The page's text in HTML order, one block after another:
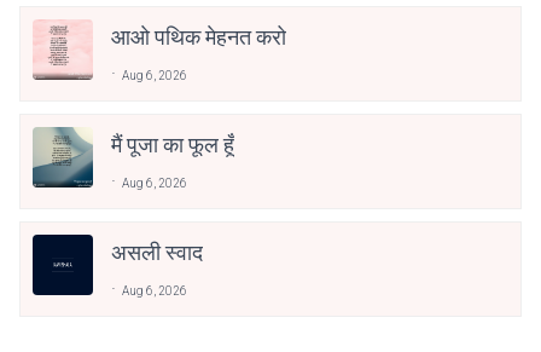
आओ पथिक मेहनत करो
Aug 6, 2026
मैं पूजा का फूल हूँ
Aug 6, 2026
असली स्वाद
Aug 6, 2026